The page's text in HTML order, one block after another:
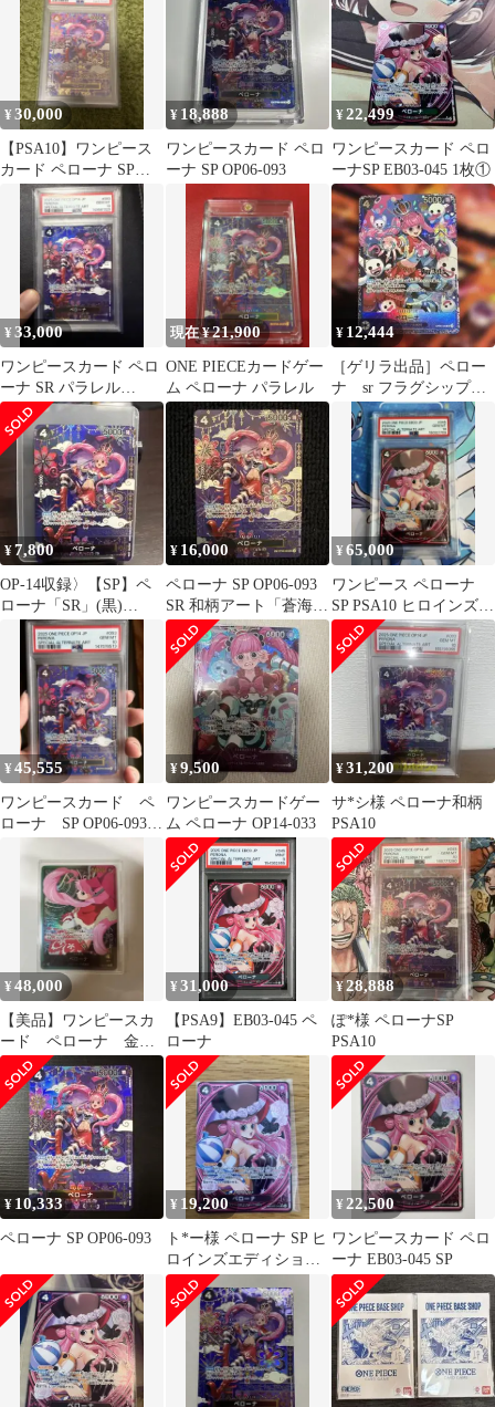
¥30,000
【PSA10】ワンピース
カード ペローナ SP
OP06-093 SR 和柄
¥ 18,888
ワンピースカード ペロ
ーナ SP OP06-093
¥22,499
ワンピースカード ペロ
ーナSP EB03-045 1枚①
¥33,000
ワンピースカード ペロ
ーナ SR パラレル
PSA10
現在 ¥21,900
ONE PIECEカードゲー
ム ペローナ パラレル
¥ 12,444
［ゲリラ出品］ペロー
ナ sr フラグシップ
op06
¥7,800
OP-14収録〉【SP】ペ
ローナ「SR」(黒)
[OP06-093]
¥ 16,000
ペローナ SP OP06-093
SR 和柄アート「蒼海の
七傑」
¥65,000
ワンピース ペローナ
SP PSA10 ヒロインズエ
ディション EB03-045
¥45,555
ワンピースカード ペ
ローナ SP OP06-093
¥9,500
ワンピースカードゲー
ム ペローナ OP14-033
¥31,200
サ*シ様 ペローナ和柄
PSA10
¥48,000
【美品】ワンピースカ
ード ペローナ 金文
字 SP リーパラ
OP06-
¥31,000
【PSA9】EB03-045 ペ
ローナ
¥28,888
ぽ*様 ペローナSP
PSA10
¥ 10,333
ペローナ SP OP06-093
¥ 19,200
ト*ー様 ペローナ SP ヒ
ロインズエディション
EB03-045 SRパラレル
¥22,500
ワンピースカード ペロ
ーナ EB03-045 SP